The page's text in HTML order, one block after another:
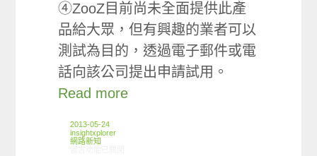
④ZooZ目前尚未全面提供此產
品給大眾，但有興趣的業者可以
測試為目的，透過電子郵件或電
話向該公司提出申請試用。
Read more
2013-05-24
insightxplorer
網路新知